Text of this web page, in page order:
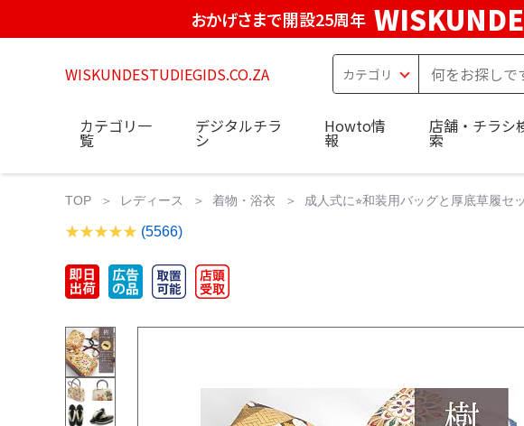
おかげさまで開設25周年
WISKUNDESTUDIEGIDS.CO.ZA
カテゴリ一
覧
デジタルチラ
シ
Howto情
報
店舗・チラシ
索
TOP レディース 着物・浴衣 成人式に⭐︎和装用バッグと厚底草履
(5566)